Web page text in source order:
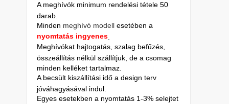
A meghívók minimum rendelési tétele 50
darab.
Minden meghívó modell esetében a
nyomtatás ingyenes
Meghívókat hajtogatás, szalag befűzés,
összeállítás nélkül szállítjuk, de a csomag
minden kelléket tartalmaz.
A becsült kiszállítási idő a design terv
jóváhagyásával indul.
Egyes esetekben a nyomtatás 1-3% selejtet